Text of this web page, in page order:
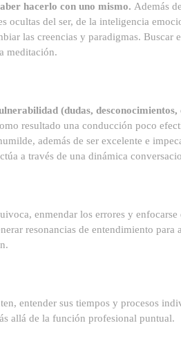
hacerlo con uno mismo. Además
ocultas del ser, de la inteligencia
las creencias y paradigmas. Buscar
meditación.
(dudas,
resultado una conducción poco
además de ser excelente e
a través de una dinámica
enmendar los errores y
resonancias de entendimiento para
entender sus tiempos y procesos
allá de la función profesional puntual.